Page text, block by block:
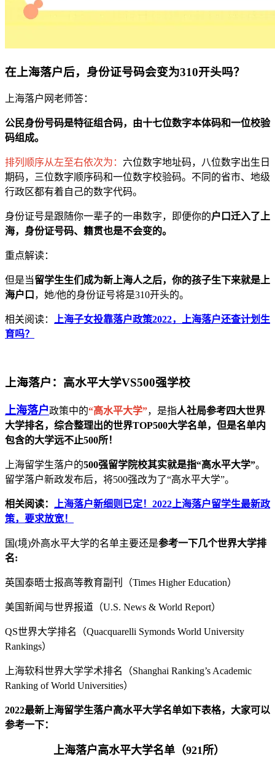
在上海落户后，身份证号码会变为310开头吗？
上海落户网老师答：
公民身份号码是特征组合码，由十七位数字本体码和一位校验
码组成。
排列顺序从左至右依次为： 六位数字地址码，八位数字出生日
期码，三位数字顺序码和一位数字校验码。不同的省市、地级
行政区都有着自己的数字代码。
身份证号是跟随你一辈子的一串数字，即便你的户口迁入了上
海，身份证号码、籍贯也是不会变的。
重点解读：
但是当留学生生们成为新上海人之后，你的孩子生下来就是上
海户口 ，她/他的身份证号将是310开头的。
相关阅读：
上海子女投靠落户政策2022，上海落户还查计划生
育吗？
上海落户：高水平大学VS500强学校
上海落户政策中的“高水平大学”，是指人社局参考四大世界
大学排名，综合整理出的世界TOP500大学名单，但是名单内
包含的大学远不止500所！
上海留学生落户的500强留学院校其实就是指“高水平大学”。
留学落户新政发布后，将500强改为了“高水平大学”。
相关阅读：
上海落户新细则已定！2022上海落户留学生最新政
策，要求放宽！
国(境)外高水平大学的名单主要还是参考一下几个世界大学排
名:
英国泰晤士报高等教育副刊（Times Higher Education）
美国新闻与世界报道（U.S. News & World Report）
QS世界大学排名（Quacquarelli Symonds World University
Rankings）
上海软科世界大学学术排名（Shanghai Ranking’s Academic
Ranking of World Universities）
2022最新上海留学生落户高水平大学名单如下表格，大家可以
参考一下：
上海落户高水平大学名单（921所）